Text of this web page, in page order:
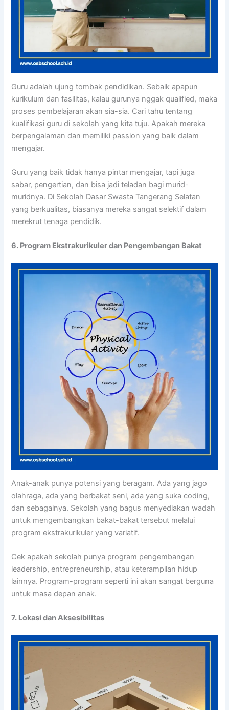
Guru adalah ujung tombak pendidikan. Sebaik apapun
kurikulum dan fasilitas, kalau gurunya nggak qualified, maka
proses pembelajaran akan sia-sia. Cari tahu tentang
kualifikasi guru di sekolah yang kita tuju. Apakah mereka
berpengalaman dan memiliki passion yang baik dalam
mengajar.
Guru yang baik tidak hanya pintar mengajar, tapi juga
sabar, pengertian, dan bisa jadi teladan bagi murid-
muridnya. Di Sekolah Dasar Swasta Tangerang Selatan
yang berkualitas, biasanya mereka sangat selektif dalam
merekrut tenaga pendidik.
6. Program Ekstrakurikuler dan Pengembangan Bakat
Anak-anak punya potensi yang beragam. Ada yang jago
olahraga, ada yang berbakat seni, ada yang suka coding,
dan sebagainya. Sekolah yang bagus menyediakan wadah
untuk mengembangkan bakat-bakat tersebut melalui
program ekstrakurikuler yang variatif.
Cek apakah sekolah punya program pengembangan
leadership, entrepreneurship, atau keterampilan hidup
lainnya. Program-program seperti ini akan sangat berguna
untuk masa depan anak.
7. Lokasi dan Aksesibilitas